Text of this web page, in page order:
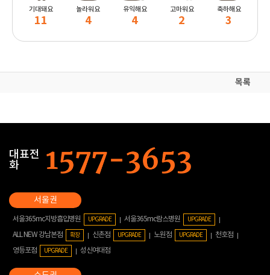
기대돼요
11
놀라워요
4
유익해요
4
고마워요
2
축하해요
3
목록
대표전
화
서울365mc지방흡입병원 UPGRADE 서울365mc람스병원 UPGRADE
ALL NEW 강남본점 확장 신촌점 UPGRADE 노원점 UPGRADE
천호점
영등포점
UPGRADE 성신여대점